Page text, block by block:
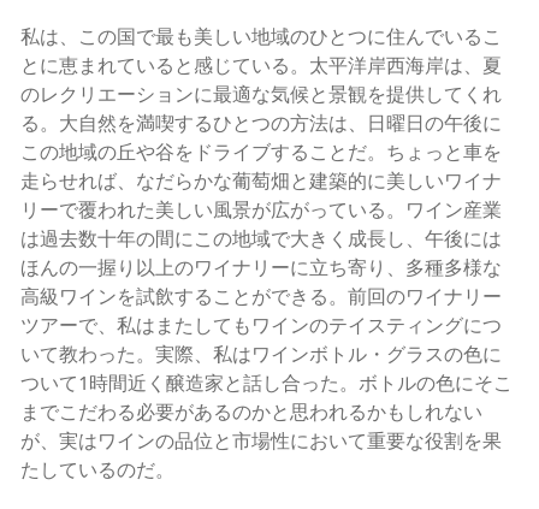
私は、この国で最も美しい地域のひとつに住んでいるこ
とに恵まれていると感じている。太平洋岸西海岸は、夏
のレクリエーションに最適な気候と景観を提供してくれ
る。大自然を満喫するひとつの方法は、日曜日の午後に
この地域の丘や谷をドライブすることだ。ちょっと車を
走らせれば、なだらかな葡萄畑と建築的に美しいワイナ
リーで覆われた美しい風景が広がっている。ワイン産業
は過去数十年の間にこの地域で大きく成長し、午後には
ほんの一握り以上のワイナリーに立ち寄り、多種多様な
高級ワインを試飲することができる。前回のワイナリー
ツアーで、私はまたしてもワインのテイスティングにつ
いて教わった。実際、私はワインボトル・グラスの色に
ついて1時間近く醸造家と話し合った。ボトルの色にそこ
までこだわる必要があるのかと思われるかもしれない
が、実はワインの品位と市場性において重要な役割を果
たしているのだ。